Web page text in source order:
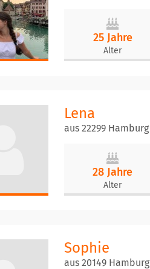
25 Jahre
Alter
Lena
aus 22299 Hamburg
28 Jahre
Alter
Sophie
aus 20149 Hamburg